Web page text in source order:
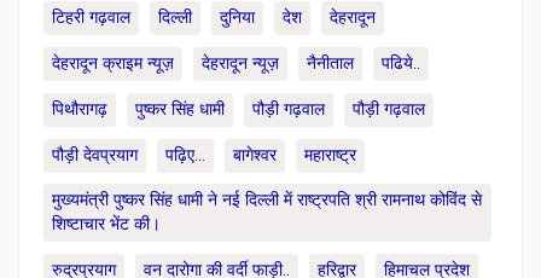
टिहरी गढ़वाल दिल्ली दुनिया देश देहरादून
देहरादून क्राइम न्यूज़ देहरादून न्यूज़ नैनीताल पढिये..
पिथौरागढ़ पुष्कर सिंह धामी पौड़ी गढ़वाल पौड़ी गढ़वाल
पौड़ी देवप्रयाग पढ़िए... बागेश्वर महाराष्ट्र
मुख्यमंत्री पुष्कर सिंह धामी ने नई दिल्ली में राष्ट्रपति श्री रामनाथ कोविंद से
शिष्टाचार भेंट की।
रुद्रप्रयाग वन दारोगा की वर्दी फाड़ी.. हरिद्वार हिमाचल प्रदेश